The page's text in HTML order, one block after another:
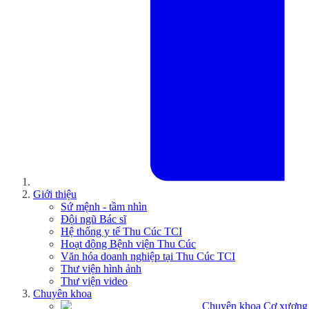
Giới thiệu
Sứ mệnh - tầm nhìn
Đội ngũ Bác sĩ
Hệ thống y tế Thu Cúc TCI
Hoạt động Bệnh viện Thu Cúc
Văn hóa doanh nghiệp tại Thu Cúc TCI
Thư viện hình ảnh
Thư viện video
Chuyên khoa
Chuyên khoa Cơ